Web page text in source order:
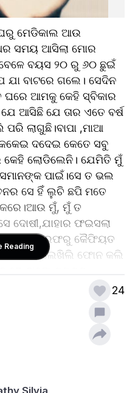
ଘରୁ ମେଡିକାଲ ଆଉ
ସମୟ ଆସିଲା ମୋର
ବୟସ ୨୦ ରୁ ୬୦ ଛୁଇଁ
ଯା ବାଟରେ ଗଲେ। ସେଦିନ
ଘରେ ଆମକୁ କେହି ସ୍ବିକାର
ଆସିଛି ଯେ ତାର ଏତେ ବର୍ଷ
ଲାଗୁଛି।ବାପା ,ମାଆ
ଦଦେଇ କେତେ ସବୁ
ଲୋଡିଲେନି। ଯେମିତି ମୁଁ
ପାଇଁ।ସେ ତ ଭଲ
ସେ ହିଁ ଲୁଚି ଛପି ମତେ
ମୁଁ, ମୁଁ ତ
ଦୋଷୀ,ଯାହାର ଫଇସଲା
ତ ମୋ ତରଫରୁ କୈଫିୟତ
ଏତେ ଚିଠି ଲେଖିଲି ଫୋନ କଲି
ମୋ କଥା କିନ୍ତୁ ଶୁଣିବାକୁ
ମୋ ଘରକୁ,ଫେରିବି ମୋ ଗାଁ
ଆମେ ଦୌଡୁଥିଲୁ ଖେଳୁ
ସେ ଘରକୁ ଯୋଉଠି ମୋ
ରେ ବାଙ୍କି ଚଲେଇ
Reading
24